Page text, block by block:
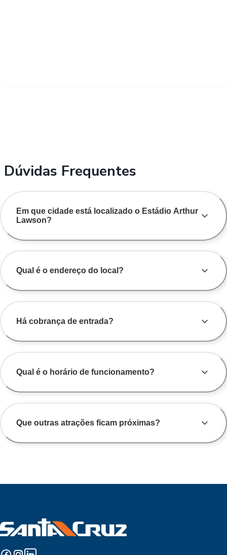
Dúvidas Frequentes
Em que cidade está localizado o Estádio Arthur
Lawson?
Qual é o endereço do local?
Há cobrança de entrada?
Qual é o horário de funcionamento?
Que outras atrações ficam próximas?